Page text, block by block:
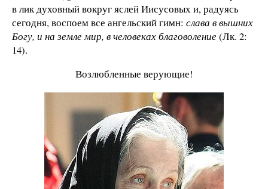
в лик духовный вокруг яслей Иисусовых и, радуясь
сегодня, воспоем все ангельский гимн: слава в вышних
Богу, и на земле мир, в человеках благоволение(Лк. 2:
14).
Возлюбленные верующие!